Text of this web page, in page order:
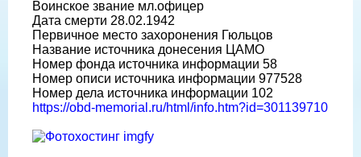
Воинское звание мл.офицер
Дата смерти 28.02.1942
Первичное место захоронения Гюльцов
Название источника донесения ЦАМО
Номер фонда источника информации 58
Номер описи источника информации 977528
Номер дела источника информации 102
https://obd-memorial.ru/html/info.htm?id=301139710